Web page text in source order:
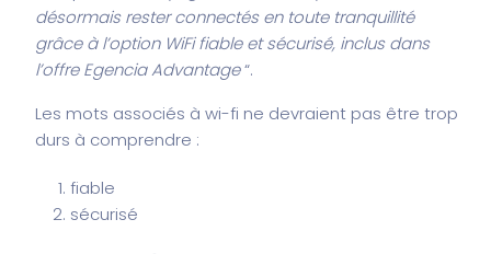
désormais rester connectés en toute tranquillité
grâce à l’option WiFi fiable et sécurisé, inclus dans
l’offre Egencia Advantage“.
Les mots associés à wi-fi ne devraient pas être trop
durs à comprendre :
fiable
sécurisé